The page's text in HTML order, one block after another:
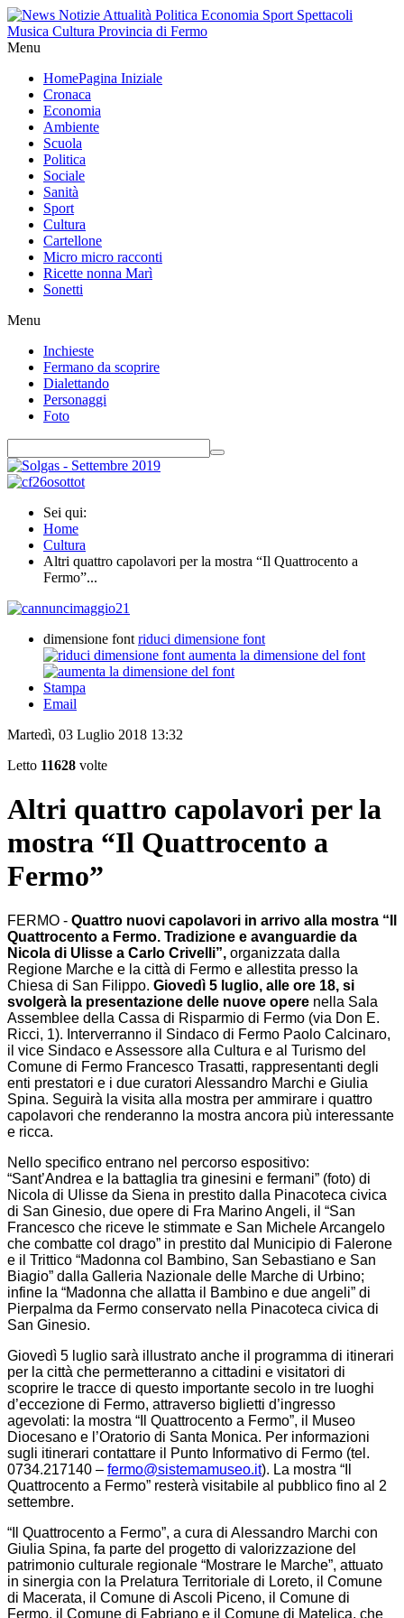
Menu
HomePagina Iniziale
Cronaca
Economia
Ambiente
Scuola
Politica
Sociale
Sanità
Sport
Cultura
Cartellone
Micro micro racconti
Ricette nonna Marì
Sonetti
Menu
Inchieste
Fermano da scoprire
Dialettando
Personaggi
Foto
Sei qui:
Home
Cultura
Altri quattro capolavori per la mostra “Il Quattrocento a
Fermo”...
dimensione font riduci dimensione font
aumenta la dimensione del font
Stampa
Email
Martedì, 03 Luglio 2018 13:32
Letto 11628 volte
Altri quattro capolavori per la
mostra “Il Quattrocento a
Fermo”
FERMO - Quattro nuovi capolavori in arrivo alla mostra “Il
Quattrocento a Fermo. Tradizione e avanguardie da
Nicola di Ulisse a Carlo Crivelli”, organizzata dalla
Regione Marche e la città di Fermo e allestita presso la
Chiesa di San Filippo. Giovedì 5 luglio, alle ore 18, si
svolgerà la presentazione delle nuove opere nella Sala
Assemblee della Cassa di Risparmio di Fermo (via Don E.
Ricci, 1). Interverranno il Sindaco di Fermo Paolo Calcinaro,
il vice Sindaco e Assessore alla Cultura e al Turismo del
Comune di Fermo Francesco Trasatti, rappresentanti degli
enti prestatori e i due curatori Alessandro Marchi e Giulia
Spina. Seguirà la visita alla mostra per ammirare i quattro
capolavori che renderanno la mostra ancora più interessante
e ricca.
Nello specifico entrano nel percorso espositivo:
“Sant’Andrea e la battaglia tra ginesini e fermani” (foto) di
Nicola di Ulisse da Siena in prestito dalla Pinacoteca civica
di San Ginesio, due opere di Fra Marino Angeli, il “San
Francesco che riceve le stimmate e San Michele Arcangelo
che combatte col drago” in prestito dal Municipio di Falerone
e il Trittico “Madonna col Bambino, San Sebastiano e San
Biagio” dalla Galleria Nazionale delle Marche di Urbino;
infine la “Madonna che allatta il Bambino e due angeli” di
Pierpalma da Fermo conservato nella Pinacoteca civica di
San Ginesio.
Giovedì 5 luglio sarà illustrato anche il programma di itinerari
per la città che permetteranno a cittadini e visitatori di
scoprire le tracce di questo importante secolo in tre luoghi
d’eccezione di Fermo, attraverso biglietti d’ingresso
agevolati: la mostra “Il Quattrocento a Fermo”, il Museo
Diocesano e l’Oratorio di Santa Monica. Per informazioni
sugli itinerari contattare il Punto Informativo di Fermo (tel.
0734.217140 – fermo@sistemamuseo.it). La mostra “Il
Quattrocento a Fermo” resterà visitabile al pubblico fino al 2
settembre.
“Il Quattrocento a Fermo”, a cura di Alessandro Marchi con
Giulia Spina, fa parte del progetto di valorizzazione del
patrimonio culturale regionale “Mostrare le Marche”, attuato
in sinergia con la Prelatura Territoriale di Loreto, il Comune
di Macerata, il Comune di Ascoli Piceno, il Comune di
Fermo, il Comune di Fabriano e il Comune di Matelica, che